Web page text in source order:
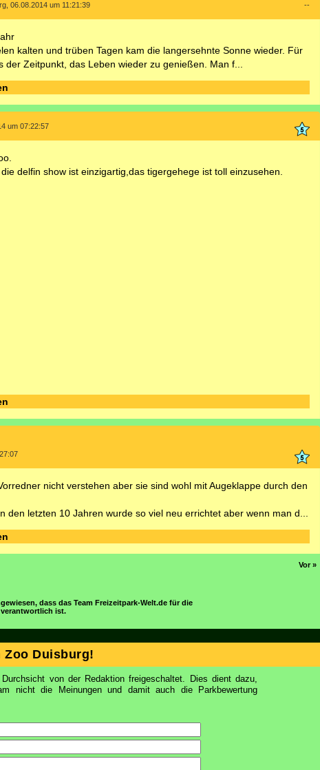
06.08.2014 um 11:21:39 --
kalten und trüben Tagen kam die langersehnte Sonne wieder. Für
der Zeitpunkt, das Leben wieder zu genießen. Man f...
um 07:22:57
delfin show ist einzigartig,das tigergehege ist toll einzusehen.
nicht verstehen aber sie sind wohl mit Augeklappe durch den
den letzten 10 Jahren wurde so viel neu errichtet aber wenn man d...
Vor »
dass das Team Freizeitpark-Welt.de für die
ist.
Zoo Duisburg!
von der Redaktion freigeschaltet. Dies dient dazu,
nicht die Meinungen und damit auch die Parkbewertung